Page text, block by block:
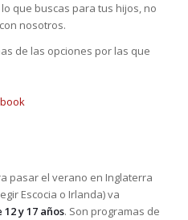
que buscas para tus hijos, no
nosotros.
de las opciones por las que
pasar el verano en Inglaterra
Escocia o Irlanda) va
y 17 años. Son programas de